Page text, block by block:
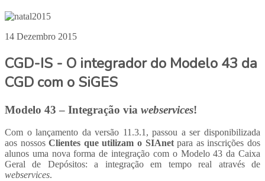
14 Dezembro 2015
CGD-IS - O integrador do Modelo 43 da
CGD com o SiGES
Modelo 43 – Integração via webservices!
Com o lançamento da versão 11.3.1, passou a ser disponibilizada
aos nossosClientes que utilizam o SIAnetpara as inscrições dos
alunos uma nova forma de integração com o Modelo 43 da Caixa
Geral de Depósitos: a integração em tempo real através de
webservices.